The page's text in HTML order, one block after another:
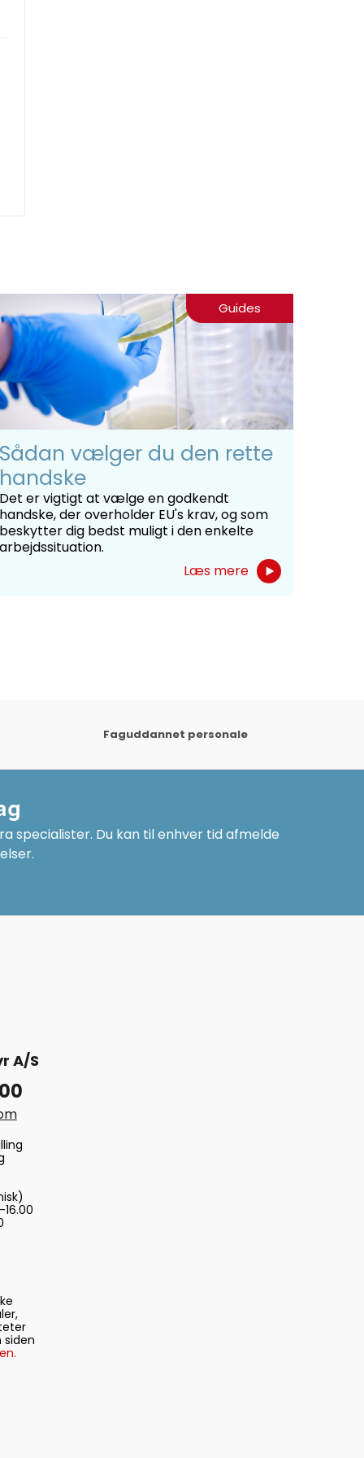
Guides
Sådan vælger du den rette
handske
Det er vigtigt at vælge en godkendt
handske, der overholder EU's krav, og som
beskytter dig bedst muligt i den enkelte
arbejdssituation.
Læs mere
Faguddannet personale
specialister. Du kan til enhver tid afmelde
A/S
siden